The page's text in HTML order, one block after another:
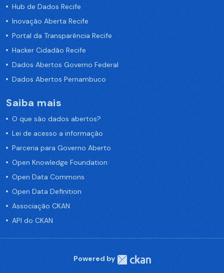
Hub de Dados Recife
Inovação Aberta Recife
Portal da Transparência Recife
Hacker Cidadão Recife
Dados Abertos Governo Federal
Dados Abertos Pernambuco
Saiba mais
O que são dados abertos?
Lei de acesso a informação
Parceria para Governo Aberto
Open Knowledge Foundation
Open Data Commons
Open Data Definition
Associação CKAN
API do CKAN
Powered by